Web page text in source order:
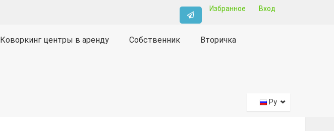
Избранное Вход
Коворкинг центры в аренду Собственник Вторичка
Ру